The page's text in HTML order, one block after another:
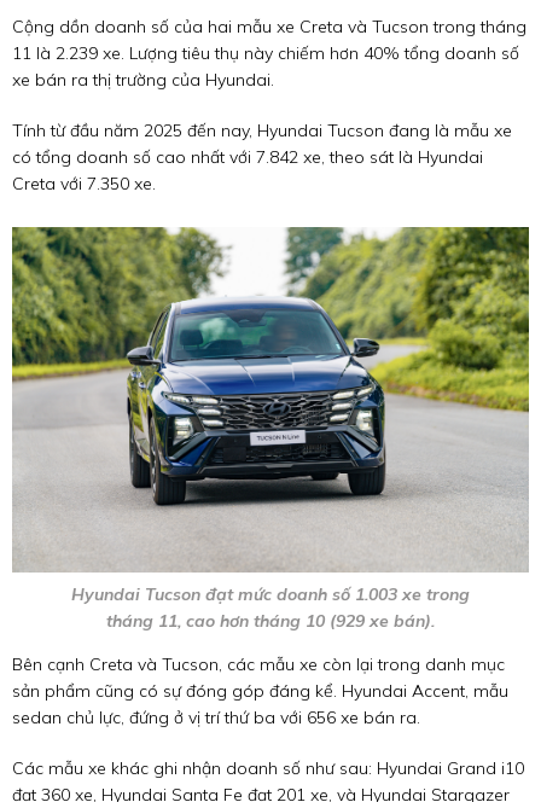
Cộng dồn doanh số của hai mẫu xe Creta và Tucson trong tháng
11 là 2.239 xe. Lượng tiêu thụ này chiếm hơn 40% tổng doanh số
xe bán ra thị trường của Hyundai.
Tính từ đầu năm 2025 đến nay, Hyundai Tucson đang là mẫu xe
có tổng doanh số cao nhất với 7.842 xe, theo sát là Hyundai
Creta với 7.350 xe.
Hyundai Tucson đạt mức doanh số 1.003 xe trong
tháng 11, cao hơn tháng 10 (929 xe bán).
Bên cạnh Creta và Tucson, các mẫu xe còn lại trong danh mục
sản phẩm cũng có sự đóng góp đáng kể. Hyundai Accent, mẫu
sedan chủ lực, đứng ở vị trí thứ ba với 656 xe bán ra.
Các mẫu xe khác ghi nhận doanh số như sau: Hyundai Grand i10
đạt 360 xe, Hyundai Santa Fe đạt 201 xe, và Hyundai Stargazer